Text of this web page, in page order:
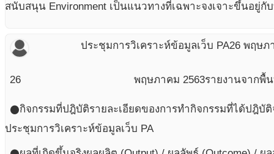
สนับสนุน Environment เป็นแนวทางที่เฉพาะจงเจาะขึ้นอยู่
ประชุมการวิเคราะห์ข้อมูลเว็บ PA26 พฤษภ
26 พฤษภาคม 2563รายงานจากพื้น
circleกิจกรรมที่ปฎิบัติรายละเอียดของการทำกิจกรรมที่ได้ปฎิบัติ
ประชุมการวิเคราะห์ข้อมูลเว็บ PA